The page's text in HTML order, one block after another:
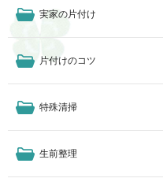
実家の片付け
片付けのコツ
特殊清掃
生前整理